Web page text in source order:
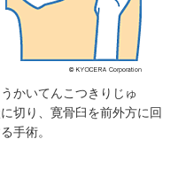
かいてんこつきりじゅ
切り、寛骨臼を前外方に回
手術。